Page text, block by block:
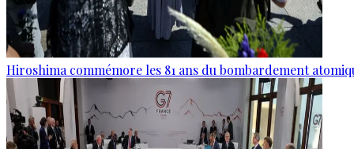
Hiroshima commémore les 81 ans du bombardement